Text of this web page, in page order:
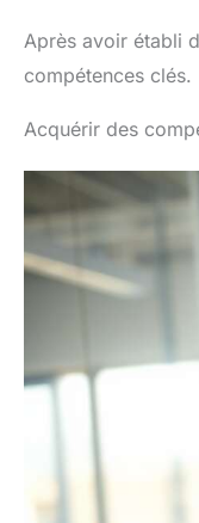
Après avoir établi
compétences clés.
Acquérir des